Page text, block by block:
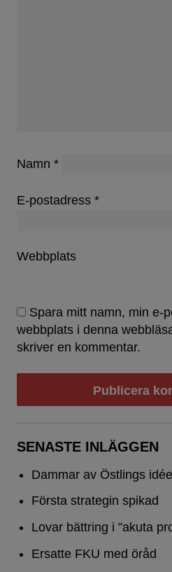
Namn *
E-postadress *
Webbplats
Spara mitt namn, min e-
webbplats i denna
skriver en kommentar.
SENASTE INLÄGGEN
Dammar av Östlings
Första strategin spikad
Lovar bättring i ”akuta
Ersatte FKU med öråd